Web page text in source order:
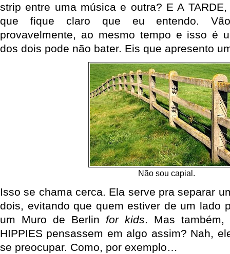
strip entre uma música e outra? E A
que fique claro que eu entendo.
provavelmente, ao mesmo tempo e isso é
dos dois pode não bater. Eis que apresento
Não sou capial.
Isso se chama cerca. Ela serve pra separar
dois, evitando que quem estiver de um lado
um Muro de Berlin for kids. Mas também,
HIPPIES pensassem em algo assim? Nah,
se preocupar. Como, por exemplo…